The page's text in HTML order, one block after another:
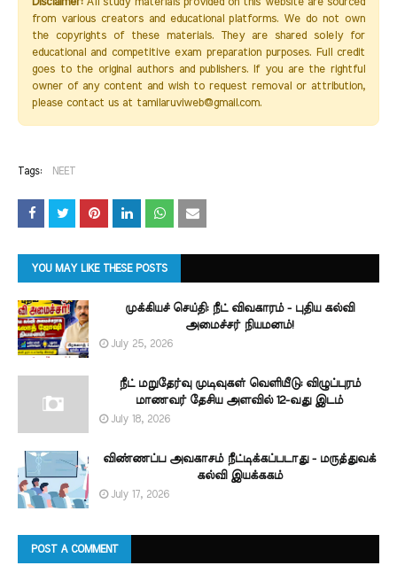
from various creators and educational platforms. We do not own
the copyrights of these materials. They are shared solely for
educational and competitive exam preparation purposes. Full credit
goes to the original authors and publishers. If you are the rightful
owner of any content and wish to request removal or attribution,
please contact us at tamilaruviweb@gmail.com.
Tags: NEET
YOU MAY LIKE THESE POSTS
முக்கியச் செய்தி: நீட் விவகாரம் - புதிய கல்வி
அமைச்சர் நியமனம்!
July 25, 2026
நீட் மறுதேர்வு முடிவுகள் வெளியீடு: விழுப்புரம்
மாணவர் தேசிய அளவில் 12-வது இடம்
July 18, 2026
விண்ணப்ப அவகாசம் நீட்டிக்கப்படாது - மருத்துவக்
கல்வி இயக்ககம்
July 17, 2026
POST A COMMENT